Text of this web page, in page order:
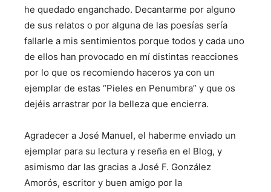
he quedado enganchado. Decantarme por alguno
de sus relatos o por alguna de las poesías sería
fallarle a mis sentimientos porque todos y cada uno
de ellos han provocado en mí distintas reacciones
por lo que os recomiendo haceros ya con un
ejemplar de estas “Pieles en Penumbra” y que os
dejéis arrastrar por la belleza que encierra.
Agradecer a José Manuel, el haberme enviado un
ejemplar para su lectura y reseña en el Blog, y
asimismo dar las gracias a José F. González
Amorós, escritor y buen amigo por la